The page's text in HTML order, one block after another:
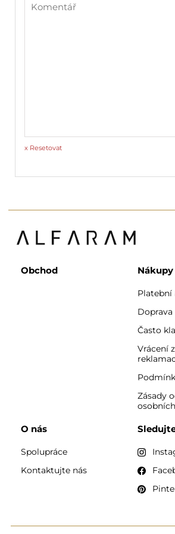
x Resetovat
Obchod Nákupy
Doprava
Často
Vrácení
Zásady
O nás
Spolupráce
Kontaktujte nás